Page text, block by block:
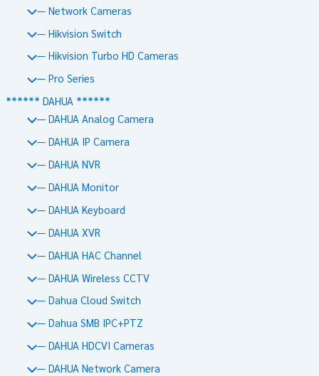
— Network Cameras
— Hikvision Switch
— Hikvision Turbo HD Cameras
— Pro Series
****** DAHUA ******
— DAHUA Analog Camera
— DAHUA IP Camera
— DAHUA NVR
— DAHUA Monitor
— DAHUA Keyboard
— DAHUA XVR
— DAHUA HAC Channel
— DAHUA Wireless CCTV
— Dahua Cloud Switch
— Dahua SMB IPC+PTZ
— DAHUA HDCVI Cameras
— DAHUA Network Camera